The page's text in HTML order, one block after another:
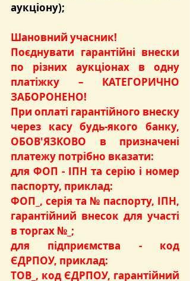
аукціону);
Шановний учасник!
Поєднувати гарантійні внески
по різних аукціонах в одну
платіжку – КАТЕГОРИЧНО
ЗАБОРОНЕНО!
При оплаті гарантійного внеску
через касу будь-якого банку,
ОБОВ'ЯЗКОВО в призначені
платежу потрібно вказати:
для ФОП - ІПН та серію і номер
паспорту, приклад:
ФОП_, серія та № паспорту, ІПН,
гарантійний внесок для участі
в торгах №_;
для підприємства - код
ЄДРПОУ, приклад:
ТОВ_, код ЄДРПОУ, гарантійний